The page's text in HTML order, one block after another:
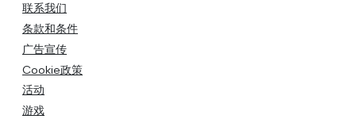
联系我们
条款和条件
广告宣传
Cookie政策
活动
游戏